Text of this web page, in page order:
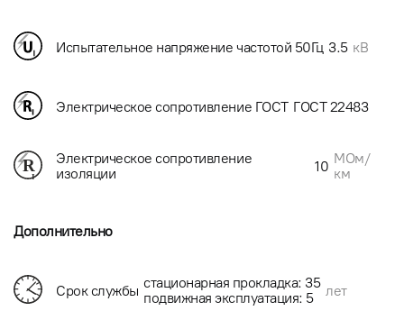
Испытательное напряжение частотой 50Гц 3.5 кВ
Электрическое сопротивление ГОСТ ГОСТ 22483
Электрическое сопротивление
изоляции
10 МОм/
км
Дополнительно
Срок службы стационарная прокладка: 35
подвижная эксплуатация: 5
лет